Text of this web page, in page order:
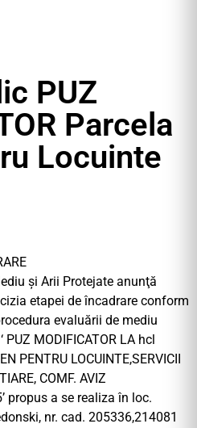
PUZ
Parcela
Locuinte
și Arii Protejate anunţă
etapei de încadrare conform
evaluării de mediu
MODIFICATOR LA hcl
PENTRU LOCUINTE,SERVICII
COMF. AVIZ
propus a se realiza în loc.
nr. cad. 205336,214081